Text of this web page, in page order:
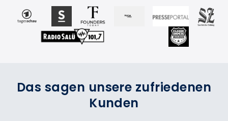
Das sagen unsere zufriedenen
Kunden